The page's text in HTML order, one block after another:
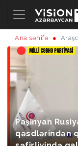
Ana səhifə
Paşinyan
qəsdlərindən